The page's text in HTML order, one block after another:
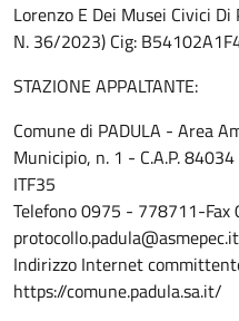
Lorenzo E Dei Musei Civici
N. 36/2023) Cig:
STAZIONE APPALTANTE:
Comune di PADULA - Area
Municipio, n. 1 - C.A.P.
ITF35
Telefono 0975 - 778711-Fax
protocollo.padula@asmepec.it
Indirizzo Internet
https://comune.padula.sa.it/